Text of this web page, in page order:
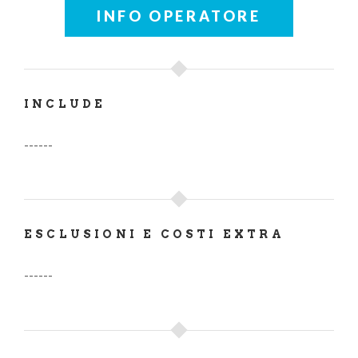
INFO OPERATORE
INCLUDE
------
ESCLUSIONI E COSTI EXTRA
------